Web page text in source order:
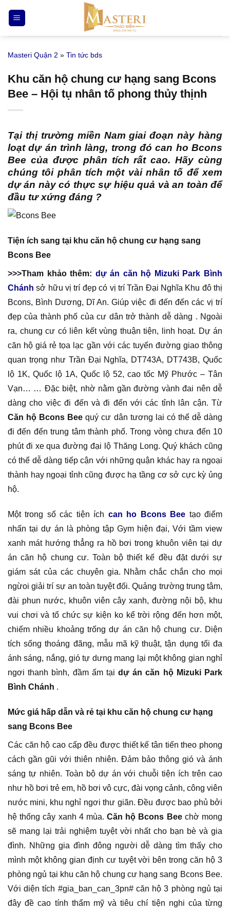
qua
nội
Masteri Quận 2 » Tin tức bds
Khu căn hộ chung cư hạng sang Bcons
Bee – Hội tụ nhân tố phong thủy thịnh
Tại thị trường miền Nam giai đoạn này hàng
loạt dự án trình làng, trong đócan ho Bcons
Bee của được phân tích rất cao. Hãy cùng
chúng tôi phân tích một vài nhân tố để xem
dự án này có thực sự hiệu quả và an toàn để
đầu tư xứng đáng ?
Tiện ích sang tại khu căn hộ chung cư hạng sang
Bcons Bee
>>>Tham khảo thêm: dự án căn hộ Mizuki Park Bình
Chánh sở hữu vị trí đẹp có vị trí Trần Đại Nghĩa Khu đô thị
Bcons, Bình Dương, Dĩ An. Giúp việc đi đến đến các vị trí
đẹp của thành phố của cư dân trở thành dễ dàng . Ngoài
ra, chung cư có liên kết vùng thuận tiện, linh hoạt. Dự án
căn hộ giá rẻ tọa lạc gần với các tuyến đường giao thông
quan trọng như Trần Đại Nghĩa, DT743A, DT743B, Quốc
lộ 1K, Quốc lộ 1A, Quốc lộ 52, cao tốc Mỹ Phước – Tân
Vạn… … Đặc biệt, nhờ nằm gần đường vành đai nên dễ
dàng cho việc đi đến và đi đến với các tỉnh lân cận. Từ
Căn hộ Bcons Bee quý cư dân tương lai có thể dễ dàng
đi đến đến trung tâm thành phố. Trong vòng chưa đến 10
phút đi xe qua đường đại lộ Thăng Long. Quý khách cũng
có thể dễ dàng tiếp cận với những quận khác hay ra ngoại
thành hay ngoại tỉnh cũng được hạ tầng cơ sở cực kỳ ủng
hộ.
Một trong số các tiện ích can ho Bcons Bee tạo điểm
nhấn tại dự án là phòng tập Gym hiện đại, Với tầm view
xanh mát hướng thẳng ra hồ bơi trong khuôn viên tại dự
án căn hộ chung cư. Toàn bộ thiết kế đều đặt dưới sự
giám sát của các chuyên gia. Nhằm chắc chắn cho mọi
ngừoi giải trí sự an toàn tuyệt đối. Quảng trường trung tâm,
đài phun nước, khuôn viên cây xanh, đường nội bộ, khu
vui chơi và tổ chức sự kiện ko kể trời rộng đến hơn một,
chiếm nhiều khoảng trống dự án căn hộ chung cư. Diện
tích sống thoáng đãng, mẫu mã kỹ thuật, tận dụng tối đa
ánh sáng, nắng, gió tự dưng mang lại một không gian nghỉ
ngơi thanh bình, đầm ấm tạidự án căn hộ Mizuki Park
Bình Chánh .
Mức giá hấp dẫn và rẻ tại khu căn hộ chung cư hạng
sang Bcons Bee
Các căn hộ cao cấp đều được thiết kế tân tiến theo phong
cách gần gũi với thiên nhiên. Đảm bảo thông gió và ánh
sáng tự nhiên. Toàn bộ dự án với chuỗi tiện ích trên cao
như hồ bơi trẻ em, hồ bơi vô cực, đài vọng cảnh, công viên
nước mini, khu nghỉ ngơi thư giãn. Đều được bao phủ bởi
hệ thống cây xanh 4 mùa.Căn hộ Bcons Beechờ mong
sẽ mang lại trải nghiệm tuyệt vời nhất cho bạn bè và gia
đình. Những gia đình đông người dễ dàng tìm thấy cho
mình một không gian định cư tuyệt vời bên trong căn hộ 3
phòng ngủ tại khu căn hộ chung cư hạng sang Bcons Bee.
Với diện tích #gia_ban_can_3pn# căn hộ 3 phòng ngủ tại
đây đề cao tính thẩm mỹ và tiêu chí tiện nghi của từng